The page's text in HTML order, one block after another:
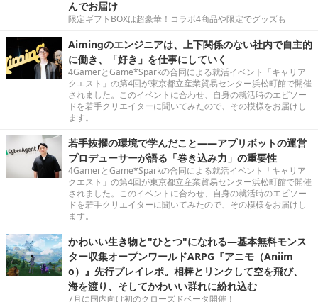
んでお届け
限定ギフトBOXは超豪華！コラボ4商品や限定でグッズも
Aimingのエンジニアは、上下関係のない社内で自主的
に働き、「好き」を仕事にしていく
4GamerとGame*Sparkの合同による就活イベント「キャリア
クエスト」の第4回が東京都立産業貿易センター浜松町館で開催
されました。このイベントに合わせ、自身の就活時のエピソー
ドを若手クリエイターに聞いてみたので、その模様をお届けし
ます。
若手抜擢の環境で学んだこと――アプリボットの運営
プロデューサーが語る「巻き込み力」の重要性
4GamerとGame*Sparkの合同による就活イベント「キャリア
クエスト」の第4回が東京都立産業貿易センター浜松町館で開催
されました。このイベントに合わせ、自身の就活時のエピソー
ドを若手クリエイターに聞いてみたので、その模様をお届けし
ます。
かわいい生き物と"ひとつ"になれる―基本無料モンス
ター収集オープンワールドARPG『アニモ（Aniim
o）』先行プレイレポ。相棒とリンクして空を飛び、
海を渡り、そしてかわいい群れに紛れ込む
7月に国内向け初のクローズドベータ開催！